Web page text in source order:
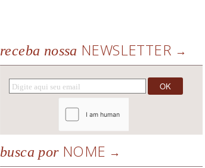
receba nossa NEWSLETTER
busca porNOME